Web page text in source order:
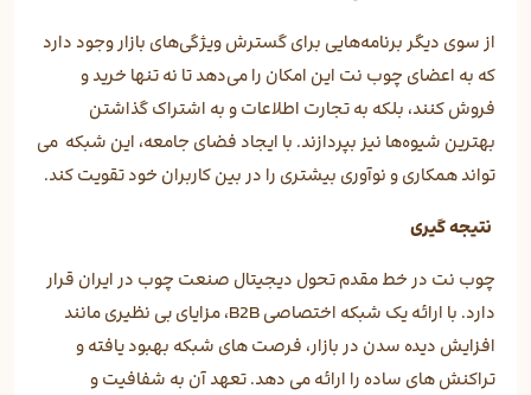
از سوی دیگر برنامه‌هایی برای گسترش ویژگی‌های بازار وجود دارد
که به اعضای چوب نت این امکان را می‌دهد تا نه تنها خرید و
فروش کنند، بلکه به تجارت اطلاعات و به اشتراک گذاشتن
بهترین شیوه‌ها نیز بپردازند. با ایجاد فضای جامعه، این شبکه می
تواند همکاری و نوآوری بیشتری را در بین کاربران خود تقویت کند.
نتیجه گیری
چوب نت در خط مقدم تحول دیجیتال صنعت چوب در ایران قرار
دارد. با ارائه یک شبکه اختصاصی B2B، مزایای بی نظیری مانند
افزایش دیده سدن در بازار، فرصت های شبکه بهبود یافته و
تراکنش های ساده را ارائه می دهد. تعهد آن به شفافیت و